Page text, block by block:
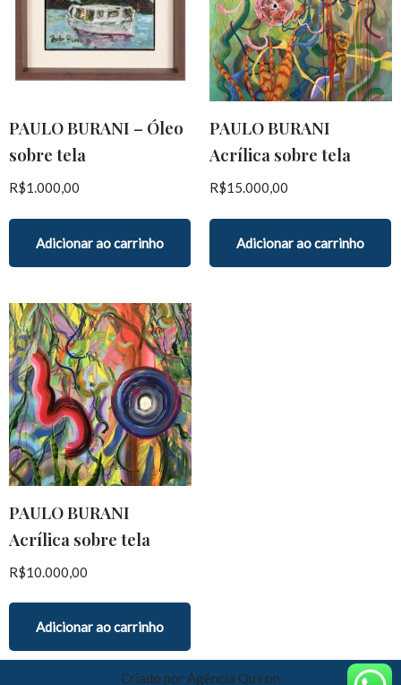
PAULO BURANI – Óleo
sobre tela
R$1.000,00
Adicionar ao carrinho
PAULO BURANI
Acrílica sobre tela
R$15.000,00
Adicionar ao carrinho
PAULO BURANI
Acrílica sobre tela
R$10.000,00
Adicionar ao carrinho
Criado por Agência Quíron